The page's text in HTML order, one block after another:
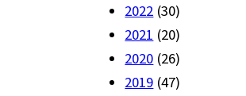
2022 (30)
2021 (20)
2020 (26)
2019 (47)